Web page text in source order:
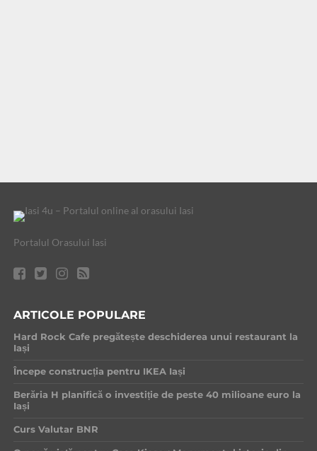
Portalul Orasului Iasi
ARTICOLE POPULARE
Hard Rock Cafe pregătește deschiderea unui restaurant la
Iași
Începe construcția pentru IKEA Iași
Berăria H planifică o investiție de peste 40 milioane euro la
Iași
Curs Valutar BNR